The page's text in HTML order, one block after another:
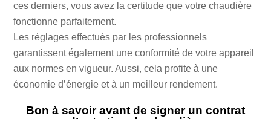
ces derniers, vous avez la certitude que votre chaudière
fonctionne parfaitement.
Les réglages effectués par les professionnels
garantissent également une conformité de votre appareil
aux normes en vigueur. Aussi, cela profite à une
économie d’énergie et à un meilleur rendement.
Bon à savoir avant de signer un contrat